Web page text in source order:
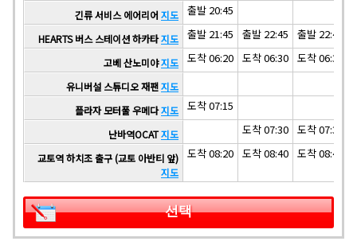
긴류 서비스 에어리어 지도 출발 20:45
HEARTS 버스 스테이션 하카타지도 출발 21:45 출발 22:45 출발 22:45
고베 산노미야지도 도착 06:20 도착 06:30 도착 06:30
유니버설 스튜디오 재팬지도
플라자 모터풀 우메다지도 도착 07:15
난바역OCAT지도 도착 07:30 도착 07:30
교토역 하치조 출구 (교토 아반티 앞)
지도
도착 08:20 도착 08:40 도착 08:40
선택